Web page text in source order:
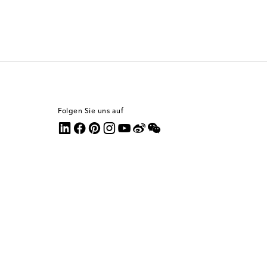
Folgen Sie uns auf